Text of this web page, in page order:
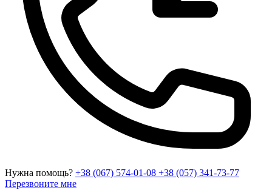
Нужна помощь? +38 (067) 574-01-08 +38 (057) 341-73-77
Перезвоните мне